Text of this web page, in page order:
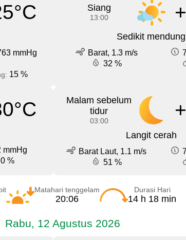
mmHg
15 %
Siang
13:00
Sedikit mendung
Barat, 1.3 m/s
32 %
mmHg
0 %
Malam sebelum
tidur
03:00
Langit cerah
Barat Laut, 1.1 m/s
51 %
Matahari tenggelam
20:06
Durasi Hari
14 h 18 min
Rabu, 12 Agustus 2026